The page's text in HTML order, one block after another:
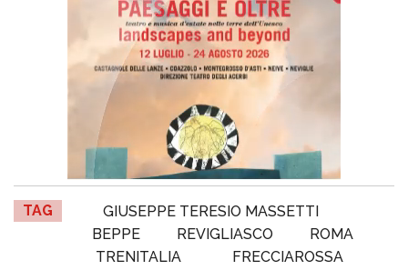
TAG
GIUSEPPE TERESIO MASSETTI
BEPPE
REVIGLIASCO
ROMA
TRENITALIA
FRECCIAROSSA